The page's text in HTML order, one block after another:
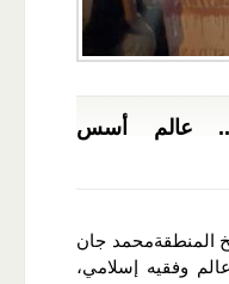
عالم أسس
المنطقةمحمد جان
(1892- 1989م) عالم وفقيه إسلامي،